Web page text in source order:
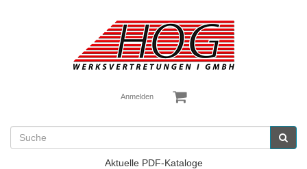
Anmelden
Aktuelle PDF-Kataloge